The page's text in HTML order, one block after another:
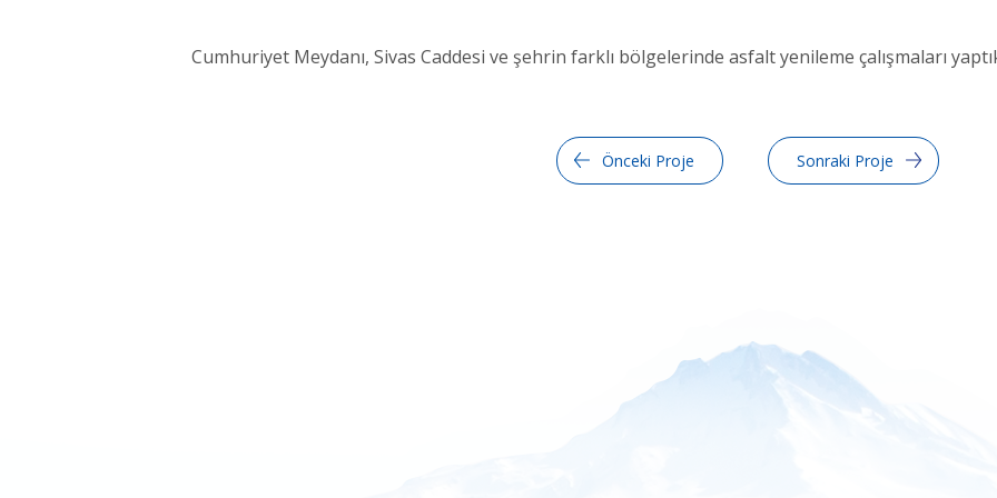
Cumhuriyet Meydanı, Sivas Caddesi ve şehrin farklı bölgelerinde asfalt yenileme çalışmaları
Önceki Proje Sonraki Proje